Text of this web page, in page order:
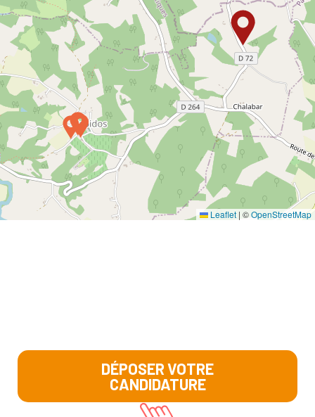
Leaflet | ©OpenStreetMap
DÉPOSER VOTRE
CANDIDATURE